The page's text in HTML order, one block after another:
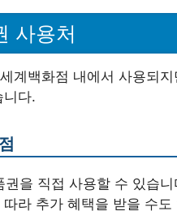
사용처
계백화점 내에서 사용되
니다.
권을 직접 사용할 수 있습
라 추가 혜택을 받을 수도